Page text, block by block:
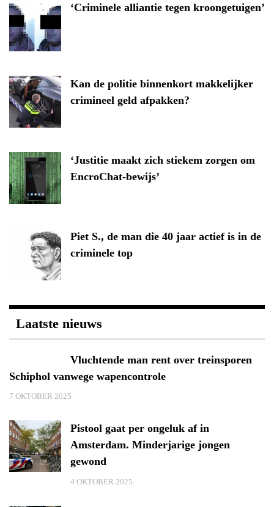
‘Criminele alliantie tegen kroongetuigen’
Kan de politie binnenkort makkelijker
crimineel geld afpakken?
‘Justitie maakt zich stiekem zorgen om
EncroChat-bewijs’
Piet S., de man die 40 jaar actief is in de
criminele top
Laatste nieuws
Vluchtende man rent over treinsporen
Schiphol vanwege wapencontrole
7 OKTOBER 2025
Pistool gaat per ongeluk af in
Amsterdam. Minderjarige jongen
gewond
4 OKTOBER 2025